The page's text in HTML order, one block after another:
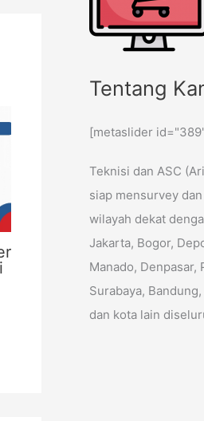
Tentang
[metaslider
Teknisi dan ASC
siap mensurvey
wilayah dekat
Jakarta, Bogor,
Manado, Denpasar,
Surabaya,
dan kota lain